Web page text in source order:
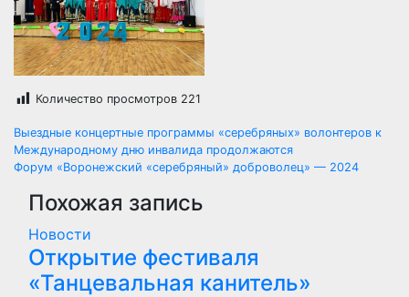
Количество просмотров 221
Навигация
по
записям
Выездные концертные программы «серебряных» волонтеров к
Международному дню инвалида продолжаются
Форум «Воронежский «серебряный» доброволец» — 2024
Похожая запись
Новости
Открытие фестиваля
«Танцевальная канитель»